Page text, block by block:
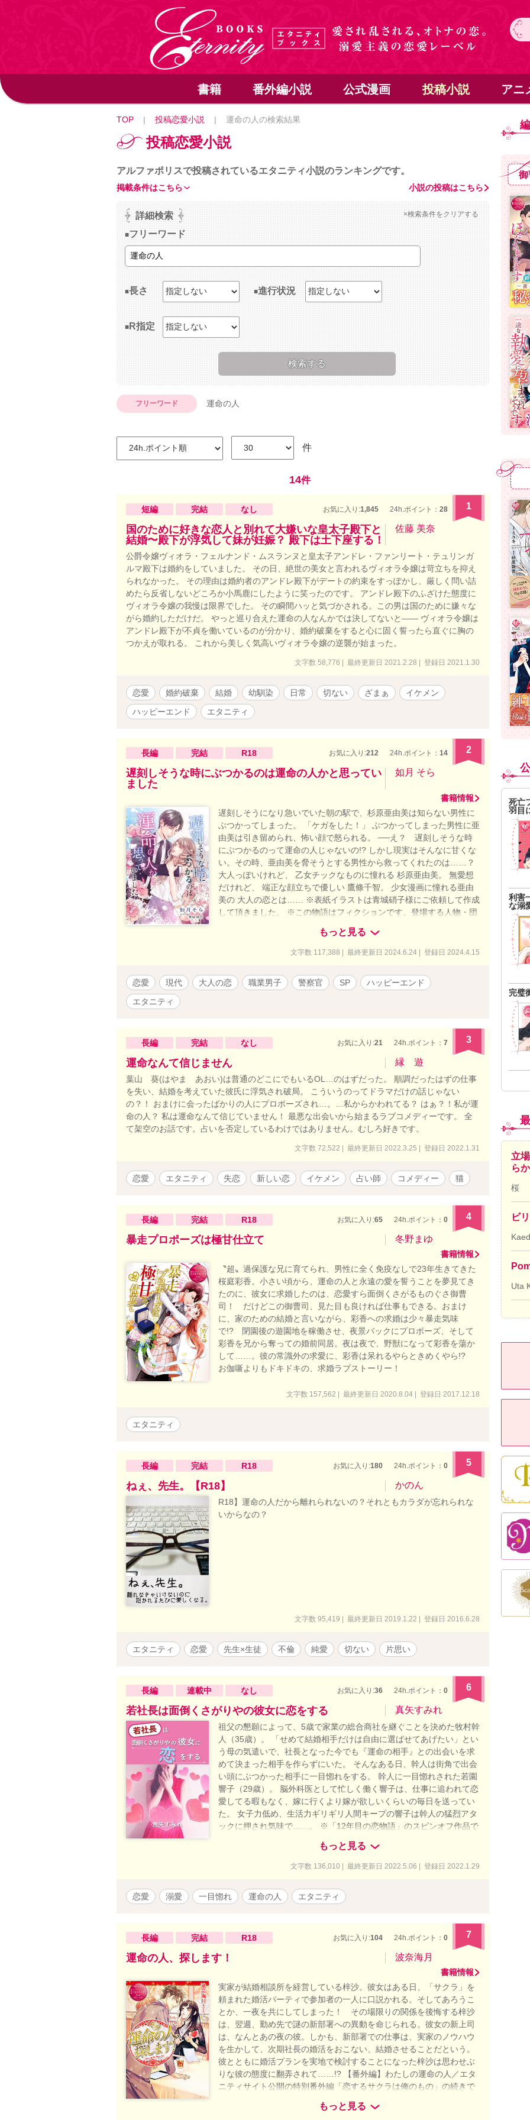
書籍 番外編小説 公式漫画 投稿小説 アニ
TOP | 投稿恋愛小説 | 運命の人の検索結果
投稿恋愛小説
アルファポリスで投稿されているエタニティ小説のランキングです。
小説の投稿はこちら
掲載条件はこちら
詳細検索 ×検索条件をクリアする
フリーワード
長さ 進行状況
R指定
フリーワード 運命の人
件
14件
短編 完結 なし お気に入り:1,845 24h.ポイント： 28 1
国のために好きな恋人と別れて大嫌いな皇太子殿下と
結婚〜殿下が浮気して妹が妊娠？ 殿下は土下座する！
佐藤 美奈
公爵令嬢ヴィオラ・フェルナンド・ムスランヌと皇太子アンドレ・ファンリート・テュリンガ
ルマ殿下は婚約をしていました。 その日、絶世の美女と言われるヴィオラ令嬢は苛立ちを抑え
られなかった。 その理由は婚約者のアンドレ殿下がデートの約束をすっぽかし、厳しく問い詰
めたら反省しないどころか小馬鹿にしたように笑ったのです。 アンドレ殿下のふざけた態度に
ヴィオラ令嬢の我慢は限界でした。 その瞬間ハッと気づかされる。この男は国のために嫌々な
がら婚約しただけだ。 やっと巡り合えた運命の人なんかでは決してないと―― ヴィオラ令嬢は
アンドレ殿下が不貞を働いているのが分かり、婚約破棄をすると心に固く誓ったら直ぐに胸の
つかえが取れる。 これから美しく気高いヴィオラ令嬢の逆襲が始まった。
文字数 58,776 | 最終更新日 2021.2.28 | 登録日 2021.1.30
恋愛 婚約破棄 結婚 幼馴染 日常 切ない ざまぁ
イケメン
ハッピーエンド
エタニティ
長編 完結 R18 お気に入り:212 24h.ポイント： 14 2
遅刻しそうな時にぶつかるのは運命の人かと思ってい
ました
如月 そら
書籍情報
遅刻しそうになり急いでいた朝の駅で、杉原亜由美は知らない男性に
ぶつかってしまった。 「ケガをした！」 ぶつかってしまった男性に亜
由美は引き留められ、怖い顔で怒られる。 ──え？ 遅刻しそうな時
にぶつかるのって運命の人じゃないの!? しかし現実はそんなに甘くな
い。その時、亜由美を脅そうとする男性から救ってくれたのは……？
大人っぽいけれど、 乙女チックなものに憧れる 杉原亜由美。 無愛想
だけれど、 端正な顔立ちで優しい 鷹條千智。 少女漫画に憧れる亜由
美の 大人の恋とは…… ※表紙イラストは青城硝子様にご依頼して作成
して頂きました。 ※この物語はフィクションです。登場する人物・団
体・名称等は実在のものとは関係ありません。
もっと見る
文字数 117,388 | 最終更新日 2024.6.24 | 登録日 2024.4.15
恋愛 現代 大人の恋 職業男子 警察官 SP
ハッピーエンド
エタニティ
長編 完結 なし お気に入り:21 24h.ポイント： 7 3
運命なんて信じません 縁 遊
葉山 葵(はやま あおい)は普通のどこにでもいるOL…のはずだった。 順調だったはずの仕事
を失い、結婚を考えていた彼氏に浮気され破局。 こういうのってドラマだけの話じゃない
の？！ おまけに会ったばかりの人にプロポーズされ…。…私からかわれてる？ はぁ？！私が運
命の人？ 私は運命なんて信じていません！ 最悪な出会いから始まるラブコメディーです。 全
て架空のお話です。占いを否定しているわけではありません。むしろ好きです。
文字数 72,522 | 最終更新日 2022.3.25 | 登録日 2022.1.31
恋愛 エタニティ 失恋 新しい恋 イケメン 占い師 コメディー 猫
長編 完結 R18 お気に入り:65 24h.ポイント： 0 4
暴走プロポーズは極甘仕立て 冬野まゆ
書籍情報
〝超〟過保護な兄に育てられ、男性に全く免疫なしで23年生きてきた
桜庭彩香。小さい頃から、運命の人と永遠の愛を誓うことを夢見てき
たのに、彼女に求婚したのは、恋愛すら面倒くさがるものぐさ御曹
司！ だけどこの御曹司、見た目も良ければ仕事もできる。おまけ
に、家のための結婚と言いながら、彩香への求婚は少々暴走気味
で!? 閉園後の遊園地を稼働させ、夜景バックにプロポーズ、そして
彩香を兄から奪っての婚前同居。夜は夜で、野獣になって彩香を蕩か
して……。彼の常識外の求愛に、彩香は呆れるやらときめくやら!?
お伽噺よりもドキドキの、求婚ラブストーリー！
文字数 157,562 | 最終更新日 2020.8.04 | 登録日 2017.12.18
エタニティ
長編 完結 R18 お気に入り:180 24h.ポイント： 0 5
ねぇ、先生。【R18】 かのん
R18】運命の人だから離れられないの？それともカラダが忘れられな
いからなの？
文字数 95,419 | 最終更新日 2019.1.22 | 登録日 2016.6.28
エタニティ 恋愛 先生×生徒 不倫 純愛 切ない 片思い
長編 連載中 なし お気に入り:36 24h.ポイント： 0 6
若社長は面倒くさがりやの彼女に恋をする 真矢すみれ
祖父の懇願によって、5歳で家業の総合商社を継ぐことを決めた牧村幹
人（35歳）。 「せめて結婚相手だけは自由に選ばせてあげたい」とい
う母の気遣いで、社長となった今でも『運命の相手』との出会いを求
めて決まった相手を作らずにいた。 そんなある日、幹人は街角で出会
い頭にぶつかった相手に一目惚れをする。 幹人に一目惚れされた若園
響子（29歳）。 脳外科医として忙しく働く響子は、仕事に追われて恋
愛してる暇もなく、嫁に行くより嫁が欲しいくらいの毎日を送ってい
た。 女子力低め、生活力ギリギリ人間キープの響子は幹人の猛烈アタ
ックに押され気味で……。 ※「12年目の恋物語」のスピンオフ作品で
もっと見る
文字数 136,010 | 最終更新日 2022.5.06 | 登録日 2022.1.29
恋愛 溺愛 一目惚れ 運命の人 エタニティ
長編 完結 R18 お気に入り:104 24h.ポイント： 0 7
運命の人、探します！ 波奈海月
書籍情報
実家が結婚相談所を経営している梓沙。彼女はある日、「サクラ」を
頼まれた婚活パーティで参加者の一人に口説かれる。そしてあろうこ
とか、一夜を共にしてしまった！ その場限りの関係を後悔する梓沙
は、翌週、勤め先で謎の新部署への異動を命じられる。彼女の新上司
は、なんとあの夜の彼。しかも、新部署での仕事は、実家のノウハウ
を生かして、次期社長の婚活をおこない、結婚させることだという。
彼とともに婚活プランを実地で検討することになった梓沙は思わせぶ
りな彼の態度に翻弄されて……!? 【番外編】わたしの運命の人／エタ
ニティサイト公開の特別番外編「恋するサクラは俺のもの」の続きで
う。 梓沙と裕典、久しぶりに一緒に過ごす甘く蕩ける一夜です。
もっと見る
死亡
羽目
利害
な溺
完璧
立
ら
桜
ビ
Uta